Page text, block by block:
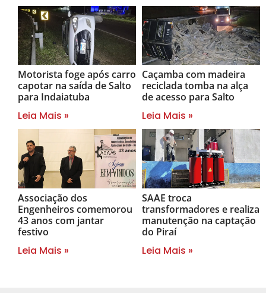
Motorista foge após carro
capotar na saída de Salto
para Indaiatuba
Leia Mais »
Caçamba com madeira
reciclada tomba na alça
de acesso para Salto
Leia Mais »
Associação dos
Engenheiros comemorou
43 anos com jantar
festivo
Leia Mais »
SAAE troca
transformadores e realiza
manutenção na captação
do Piraí
Leia Mais »